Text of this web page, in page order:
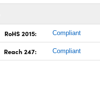
RoHS 2015: Compliant
Reach 247: Compliant